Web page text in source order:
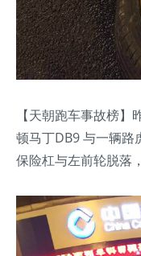
【天朝跑车事故榜
顿马丁DB9 与一辆路
保险杠与左前轮脱落